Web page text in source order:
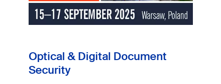
Optical & Digital Document
Security